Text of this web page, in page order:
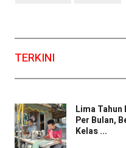
TERKINI
Lima Tahun
Per Bulan,
Kelas ...